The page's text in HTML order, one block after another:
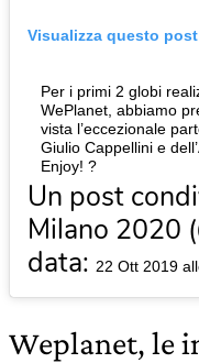
Visualizza questo
Per i primi 2 globi
WePlanet, abbiamo
vista l’eccezionale
Giulio Cappellini e
Enjoy! ?
Un post
Milano 2020
data: 22 Ott 2019
Weplanet, le